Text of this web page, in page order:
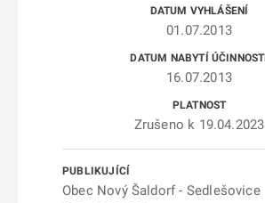
01.07.2013
16.07.2013
Zrušeno k 19.04.2023
Obec Nový Šaldorf - Sedlešovice